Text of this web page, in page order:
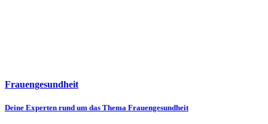
Frauengesundheit
Deine Experten rund um das Thema Frauengesundheit